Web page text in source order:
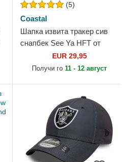
(5)
Coastal
Шапка извита тракер сив
снапбек See Ya HFT от
EUR 29,95
Получи го 11 - 12 август